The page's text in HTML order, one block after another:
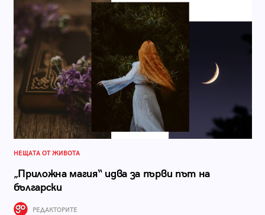
НЕЩАТА ОТ ЖИВОТА
„Приложна магия“ идва за първи път на
български
РЕДАКТОРИТЕ